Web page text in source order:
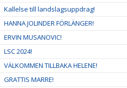
Kallelse till landslagsuppdrag!
HANNA JOLINDER FÖRLÄNGER!
ERVIN MUSANOVIC!
LSC 2024!
VÄLKOMMEN TILLBAKA HELENE!
GRATTIS MARRE!